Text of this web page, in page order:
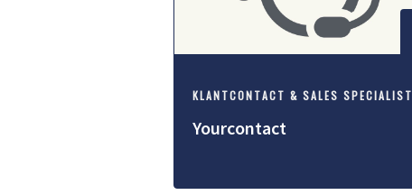
KLANTCONTACT & SALES SPECIALIST
Yourcontact